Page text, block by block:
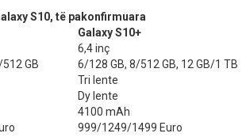
S10, të pakonfirmuara
Galaxy S10+
6,4 inç
GB
6/128 GB, 8/512 GB, 12 GB/1 TB
Tri lente
Dy lente
4100 mAh
999/1249/1499 Euro